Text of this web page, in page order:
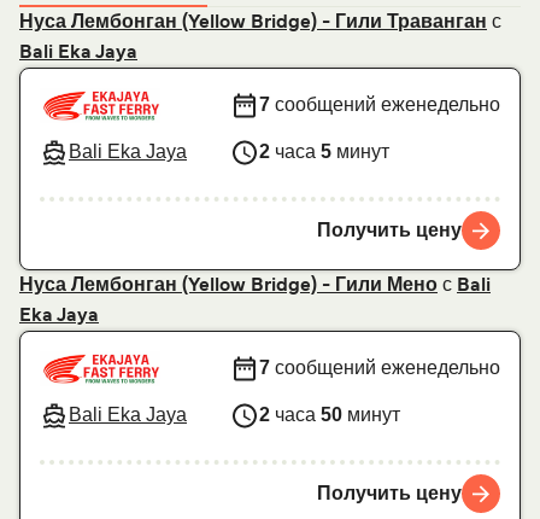
Нуса Лембонган (Yellow Bridge) - Гили Траванган с
Bali Eka Jaya
Bali Eka Jaya
7 сообщений еженедельно
2 часа 5 минут
Получить цену
Нуса Лембонган (Yellow Bridge) - Гили Мено с Bali
Eka Jaya
Bali Eka Jaya
7 сообщений еженедельно
2 часа 50 минут
Получить цену